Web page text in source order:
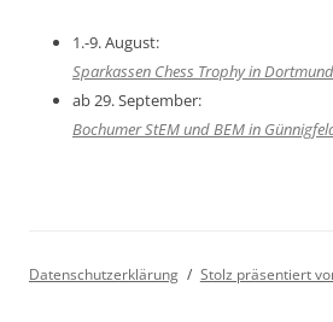
1.-9. August:
Sparkassen Chess Trophy in Dortmund
ab 29. September:
Bochumer StEM und BEM in
Datenschutzerklärung Stolz präsentiert